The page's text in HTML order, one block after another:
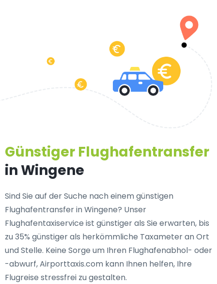
Günstiger Flughafentransfer
in Wingene
Sind Sie auf der Suche nach einem günstigen
Flughafentransfer in Wingene? Unser
Flughafentaxiservice ist günstiger als Sie erwarten, bis
zu 35% günstiger als herkömmliche Taxameter an Ort
und Stelle. Keine Sorge um Ihren Flughafenabhol- oder
-abwurf, Airporttaxis.com kann Ihnen helfen, Ihre
Flugreise stressfrei zu gestalten.